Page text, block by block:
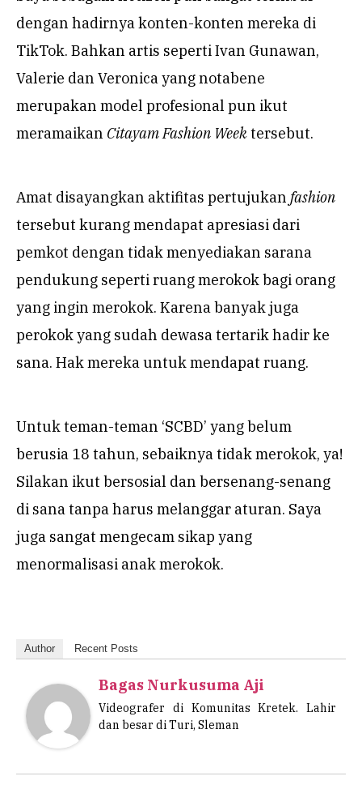
dengan hadirnya konten-konten mereka di
TikTok. Bahkan artis seperti Ivan Gunawan,
Valerie dan Veronica yang notabene
merupakan model profesional pun ikut
meramaikan Citayam Fashion Weektersebut.
Amat disayangkan aktifitas pertujukan fashion
tersebut kurang mendapat apresiasi dari
pemkot dengan tidak menyediakan sarana
pendukung seperti ruang merokok bagi orang
yang ingin merokok. Karena banyak juga
perokok yang sudah dewasa tertarik hadir ke
sana. Hak mereka untuk mendapat ruang.
Untuk teman-teman ‘SCBD’ yang belum
berusia 18 tahun, sebaiknya tidak merokok, ya!
Silakan ikut bersosial dan bersenang-senang
di sana tanpa harus melanggar aturan. Saya
juga sangat mengecam sikap yang
menormalisasi anak merokok.
Author Recent Posts
Bagas Nurkusuma Aji
Videografer di Komunitas Kretek. Lahir
dan besar di Turi, Sleman